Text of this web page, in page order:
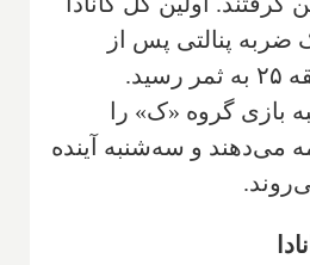
۸۸ و با یک ضربه پنالتی پس از
دریافت گل در دقیقه ۲۵ به ثمر رسید.
بازی گروه «ک» را
می‌دهند و سه‌شنبه آینده